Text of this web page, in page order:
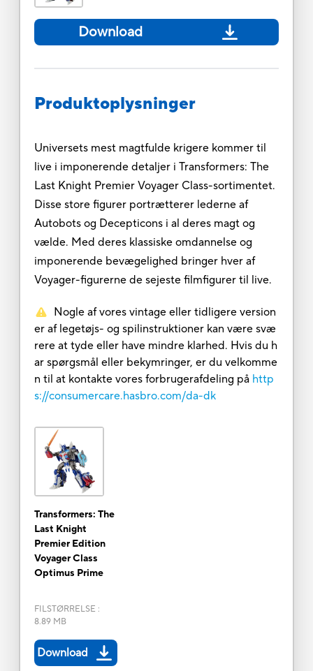
Download
Produktoplysninger
Universets mest magtfulde krigere kommer til
live i imponerende detaljer i Transformers: The
Last Knight Premier Voyager Class-sortimentet.
Disse store figurer portrætterer lederne af
Autobots og Decepticons i al deres magt og
vælde. Med deres klassiske omdannelse og
imponerende bevægelighed bringer hver af
Voyager-figurerne de sejeste filmfigurer til live.
Nogle af vores vintage eller tidligere version
er af legetøjs- og spilinstruktioner kan være svæ
rere at tyde eller have mindre klarhed. Hvis du h
ar spørgsmål eller bekymringer, er du velkomme
n til at kontakte vores forbrugerafdeling på http
s://consumercare.hasbro.com/da-dk
Transformers: The
Last Knight
Premier Edition
Voyager Class
Optimus Prime
FILSTØRRELSE :
8.89 MB
Download